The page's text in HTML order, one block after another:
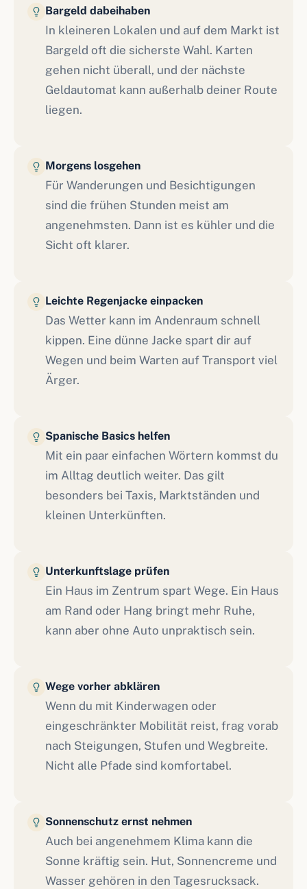
Bargeld dabeihaben
In kleineren Lokalen und auf dem Markt ist
Bargeld oft die sicherste Wahl. Karten
gehen nicht überall, und der nächste
Geldautomat kann außerhalb deiner Route
liegen.
Morgens losgehen
Für Wanderungen und Besichtigungen
sind die frühen Stunden meist am
angenehmsten. Dann ist es kühler und die
Sicht oft klarer.
Leichte Regenjacke einpacken
Das Wetter kann im Andenraum schnell
kippen. Eine dünne Jacke spart dir auf
Wegen und beim Warten auf Transport viel
Ärger.
Spanische Basics helfen
Mit ein paar einfachen Wörtern kommst du
im Alltag deutlich weiter. Das gilt
besonders bei Taxis, Marktständen und
kleinen Unterkünften.
Unterkunftslage prüfen
Ein Haus im Zentrum spart Wege. Ein Haus
am Rand oder Hang bringt mehr Ruhe,
kann aber ohne Auto unpraktisch sein.
Wege vorher abklären
Wenn du mit Kinderwagen oder
eingeschränkter Mobilität reist, frag vorab
nach Steigungen, Stufen und Wegbreite.
Nicht alle Pfade sind komfortabel.
Sonnenschutz ernst nehmen
Auch bei angenehmem Klima kann die
Sonne kräftig sein. Hut, Sonnencreme und
Wasser gehören in den Tagesrucksack.